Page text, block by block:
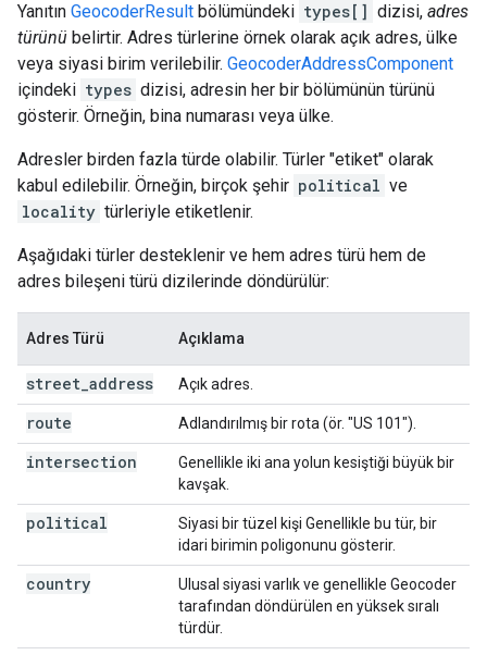
Yanıtın GeocoderResult bölümündeki types[] dizisi, adres
türünü belirtir. Adres türlerine örnek olarak açık adres, ülke
veya siyasi birim verilebilir. GeocoderAddressComponent
içindeki types dizisi, adresin her bir bölümünün türünü
gösterir. Örneğin, bina numarası veya ülke.
Adresler birden fazla türde olabilir. Türler "etiket" olarak
kabul edilebilir. Örneğin, birçok şehir political ve
locality türleriyle etiketlenir.
Aşağıdaki türler desteklenir ve hem adres türü hem de
adres bileşeni türü dizilerinde döndürülür:
Adres Türü Açıklama
street address Açık adres.
route Adlandırılmış bir rota (ör. "US 101").
intersection
Genellikle iki ana yolun kesiştiği büyük bir
kavşak.
political
Siyasi bir tüzel kişi Genellikle bu tür, bir
idari birimin poligonunu gösterir.
country
Ulusal siyasi varlık ve genellikle Geocoder
tarafından döndürülen en yüksek sıralı
türdür.